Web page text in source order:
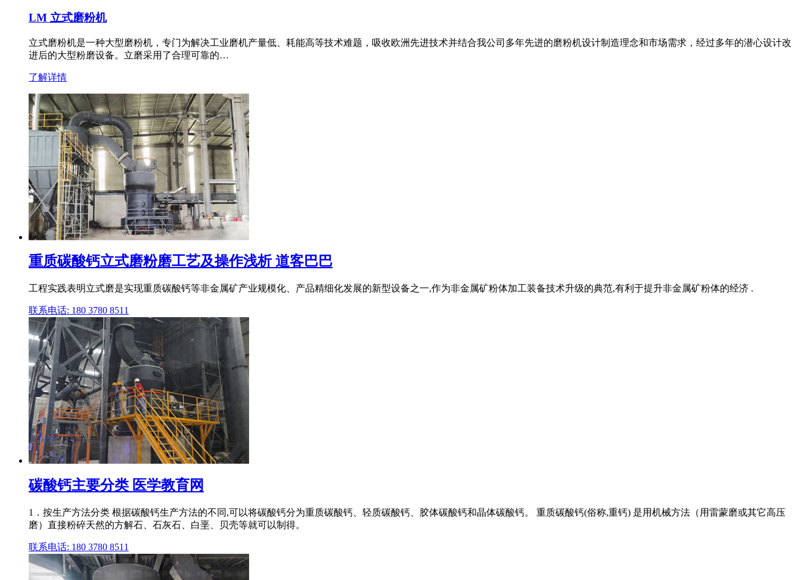
LM 立式磨粉机
立式磨粉机是一种大型磨粉机，专门为解决工业磨机产量低、耗能高等技术难题，吸收欧洲先进技术并结合我公司多年先进的磨粉机设计制造理念和市场需求，经过多年的潜心设计改
进后的大型粉磨设备。立磨采用了合理可靠的…
了解详情
重质碳酸钙立式磨粉磨工艺及操作浅析 道客巴巴
工程实践表明立式磨是实现重质碳酸钙等非金属矿产业规模化、产品精细化发展的新型设备之一,作为非金属矿粉体加工装备技术升级的典范,有利于提升非金属矿粉体的经济 .
联系电话: 180 3780 8511
碳酸钙主要分类 医学教育网
1．按生产方法分类 根据碳酸钙生产方法的不同,可以将碳酸钙分为重质碳酸钙、轻质碳酸钙、胶体碳酸钙和晶体碳酸钙。 重质碳酸钙(俗称,重钙) 是用机械方法（用雷蒙磨或其它高压
磨）直接粉碎天然的方解石、石灰石、白垩、贝壳等就可以制得。
联系电话: 180 3780 8511